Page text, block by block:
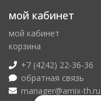
мой кабинет
мой кабинет
корзина
+7 (4242) 22-36-36
обратная связь
manager@amix-th.ru